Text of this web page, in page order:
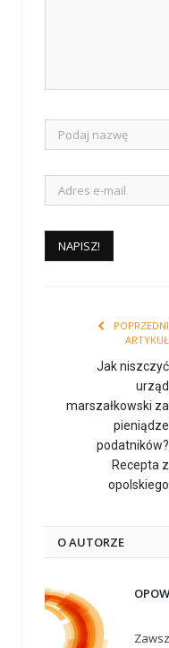
POPRZEDNI
ARTYKUŁ
Jak niszczyć
urząd
marszałkowski za
pieniądze
podatników?
Recepta z
opolskiego
O AUTORZE